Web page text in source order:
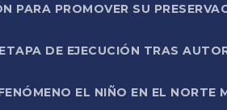
PARA PROMOVER SU
DE EJECUCIÓN TRAS
EL NIÑO EN EL